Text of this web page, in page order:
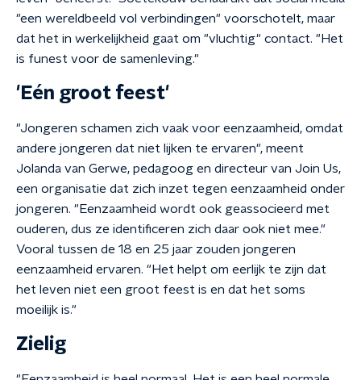
"een wereldbeeld vol verbindingen" voorschotelt, maar
dat het in werkelijkheid gaat om "vluchtig" contact. "Het
is funest voor de samenleving."
'Eén groot feest'
"Jongeren schamen zich vaak voor eenzaamheid, omdat
andere jongeren dat niet lijken te ervaren", meent
Jolanda van Gerwe, pedagoog en directeur van Join Us,
een organisatie dat zich inzet tegen eenzaamheid onder
jongeren. "Eenzaamheid wordt ook geassocieerd met
ouderen, dus ze identificeren zich daar ook niet mee."
Vooral tussen de 18 en 25 jaar zouden jongeren
eenzaamheid ervaren. "Het helpt om eerlijk te zijn dat
het leven niet een groot feest is en dat het soms
moeilijk is."
Zielig